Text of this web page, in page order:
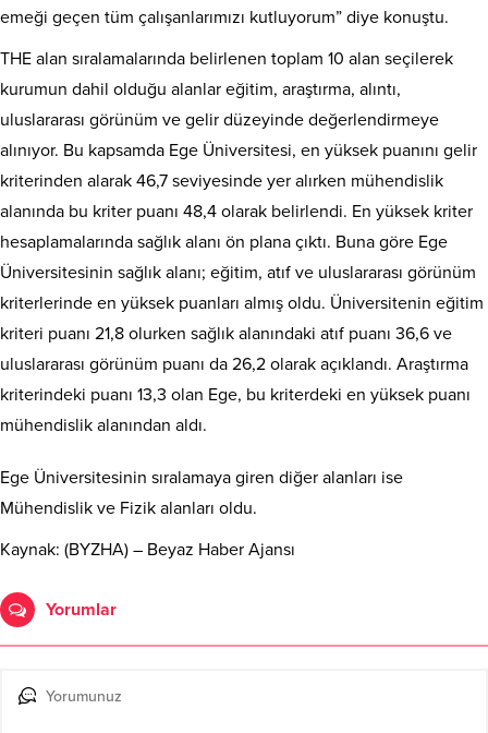
emeği geçen tüm çalışanlarımızı kutluyorum” diye konuştu.
THE alan sıralamalarında belirlenen toplam 10 alan seçilerek
kurumun dahil olduğu alanlar eğitim, araştırma, alıntı,
uluslararası görünüm ve gelir düzeyinde değerlendirmeye
alınıyor. Bu kapsamda Ege Üniversitesi, en yüksek puanını gelir
kriterinden alarak 46,7 seviyesinde yer alırken mühendislik
alanında bu kriter puanı 48,4 olarak belirlendi. En yüksek kriter
hesaplamalarında sağlık alanı ön plana çıktı. Buna göre Ege
Üniversitesinin sağlık alanı; eğitim, atıf ve uluslararası görünüm
kriterlerinde en yüksek puanları almış oldu. Üniversitenin eğitim
kriteri puanı 21,8 olurken sağlık alanındaki atıf puanı 36,6 ve
uluslararası görünüm puanı da 26,2 olarak açıklandı. Araştırma
kriterindeki puanı 13,3 olan Ege, bu kriterdeki en yüksek puanı
mühendislik alanından aldı.
Ege Üniversitesinin sıralamaya giren diğer alanları ise
Mühendislik ve Fizik alanları oldu.
Kaynak: (BYZHA) – Beyaz Haber Ajansı
Yorumlar